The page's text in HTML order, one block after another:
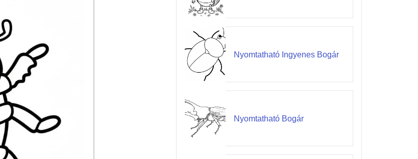
Nyomtatható Ingyenes Bogár
Nyomtatható Bogár